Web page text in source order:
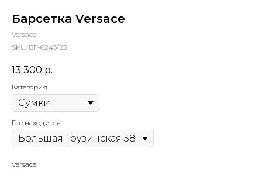
Барсетка Versace
Versace
SKU: БГ-6243/23
13 300 р.
Категория
Где находится
Versace